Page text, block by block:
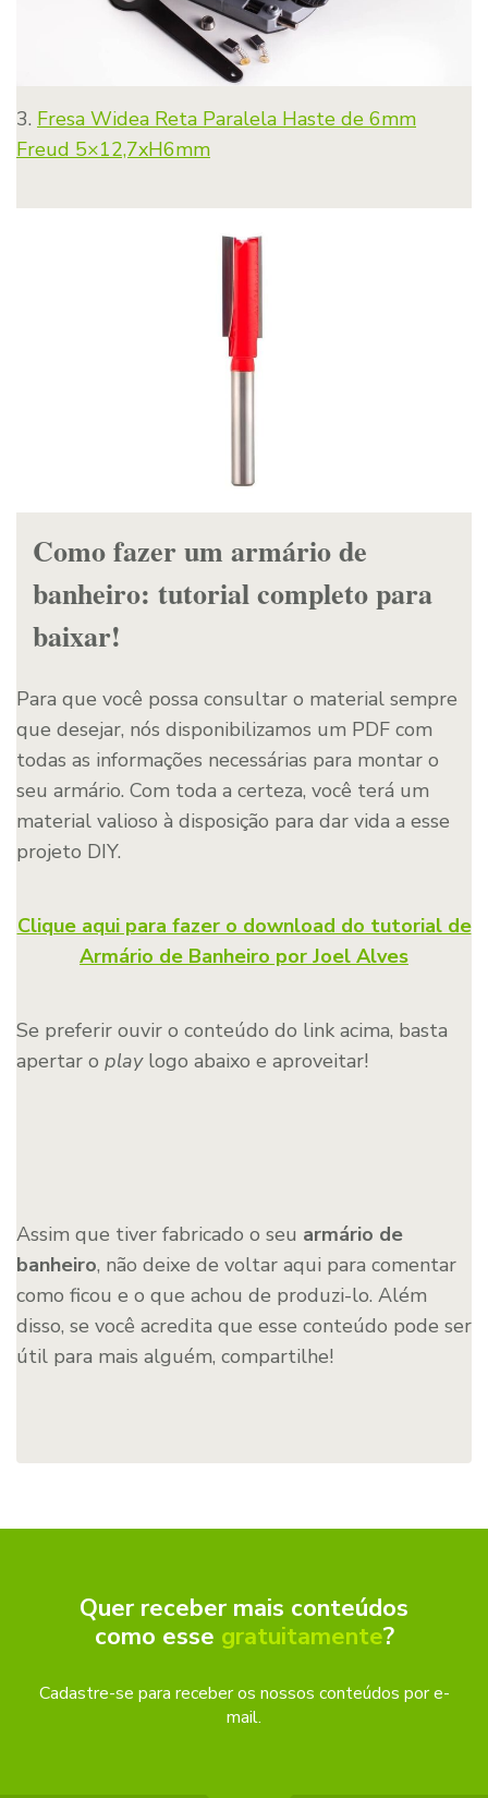
3. Fresa Widea Reta Paralela Haste de 6mm
Freud 5×12,7xH6mm
Como fazer um armário de
banheiro: tutorial completo para
baixar!
Para que você possa consultar o material sempre
que desejar, nós disponibilizamos um PDF com
todas as informações necessárias para montar o
seu armário. Com toda a certeza, você terá um
material valioso à disposição para dar vida a esse
projeto DIY.
Clique aqui para fazer o download do tutorial de
Armário de Banheiro por Joel Alves
Se preferir ouvir o conteúdo do link acima, basta
apertar o play logo abaixo e aproveitar!
Assim que tiver fabricado o seu armário de
banheiro, não deixe de voltar aqui para comentar
como ficou e o que achou de produzi-lo. Além
disso, se você acredita que esse conteúdo pode ser
útil para mais alguém, compartilhe!
Quer receber mais conteúdos
como esse gratuitamente?
Cadastre-se para receber os nossos conteúdos por e-
mail.